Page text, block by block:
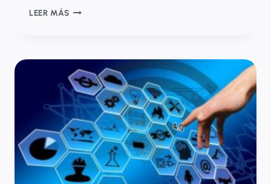
LEER MÁSANÁLISIS
4
CLAVES
PARA
COMPRENDERLO